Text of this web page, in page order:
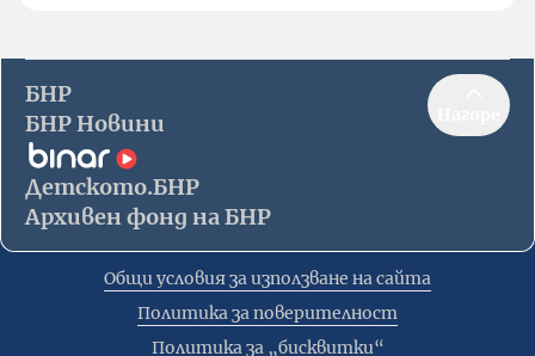
БНР
БНР Новини
Детското.БНР
Архивен фонд на БНР
Общи условия за използване на сайта
Политика за поверителност
Политика за „бисквитки“